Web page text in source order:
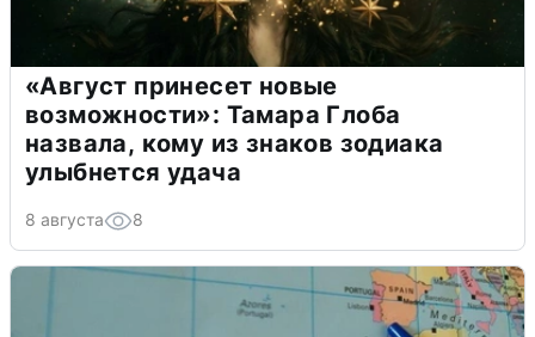
«Август принесет новые
возможности»: Тамара Глоба
назвала, кому из знаков зодиака
улыбнется удача
8 августа 8